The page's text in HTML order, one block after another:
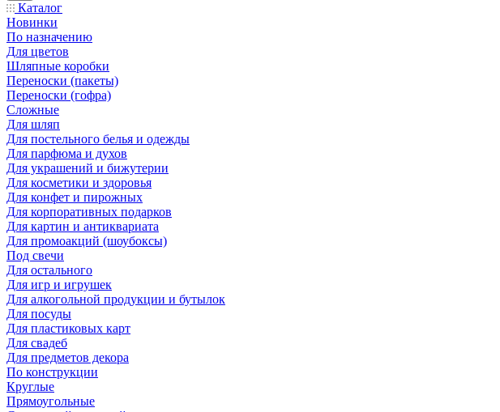
Каталог
Новинки
По назначению
Для цветов
Шляпные коробки
Переноски (пакеты)
Переноски (гофра)
Сложные
Для шляп
Для постельного белья и одежды
Для парфюма и духов
Для украшений и бижутерии
Для косметики и здоровья
Для конфет и пирожных
Для корпоративных подарков
Для картин и антиквариата
Для промоакций (шоубоксы)
Под свечи
Для остального
Для игр и игрушек
Для алкогольной продукции и бутылок
Для посуды
Для пластиковых карт
Для свадеб
Для предметов декора
По конструкции
Круглые
Прямоугольные